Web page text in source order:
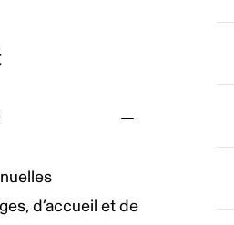
le
d’accueil et de